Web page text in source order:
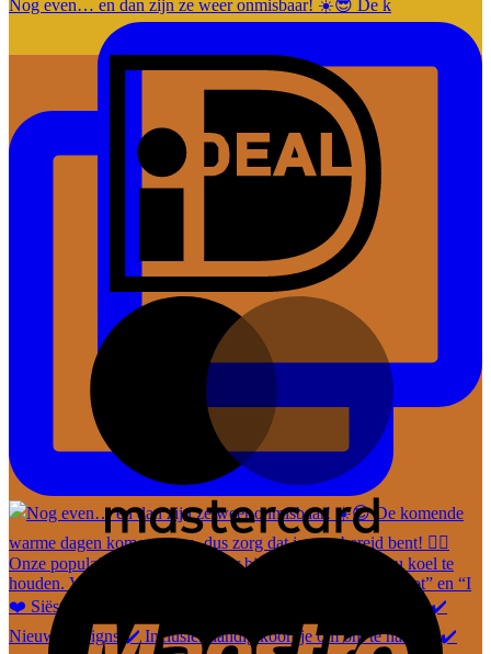
Nog even… en dan zijn ze weer onmisbaar! ☀️😎 De k